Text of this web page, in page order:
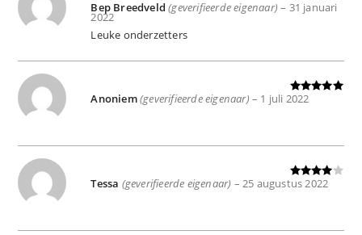
Gewaardeer
Bep Breedveld(geverifieerde eigenaar) – 31 januari
2022
Leuke onderzetters
Gewaardeer
Anoniem(geverifieerde eigenaar) – 1 juli 2022
Gewaard
Tessa (geverifieerde eigenaar) – 25 augustus 2022